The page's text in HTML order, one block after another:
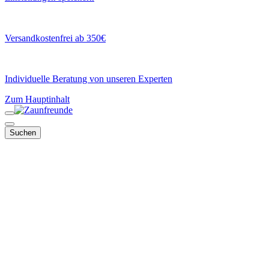
Versandkostenfrei ab 350€
Individuelle Beratung von unseren Experten
Zum Hauptinhalt
Suchen